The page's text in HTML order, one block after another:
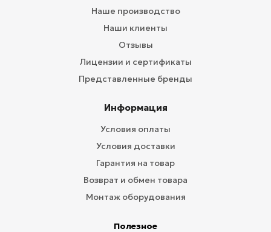
Наше производство
Наши клиенты
Отзывы
Лицензии и сертификаты
Представленные бренды
Информация
Условия оплаты
Условия доставки
Гарантия на товар
Возврат и обмен товара
Монтаж оборудования
Полезное